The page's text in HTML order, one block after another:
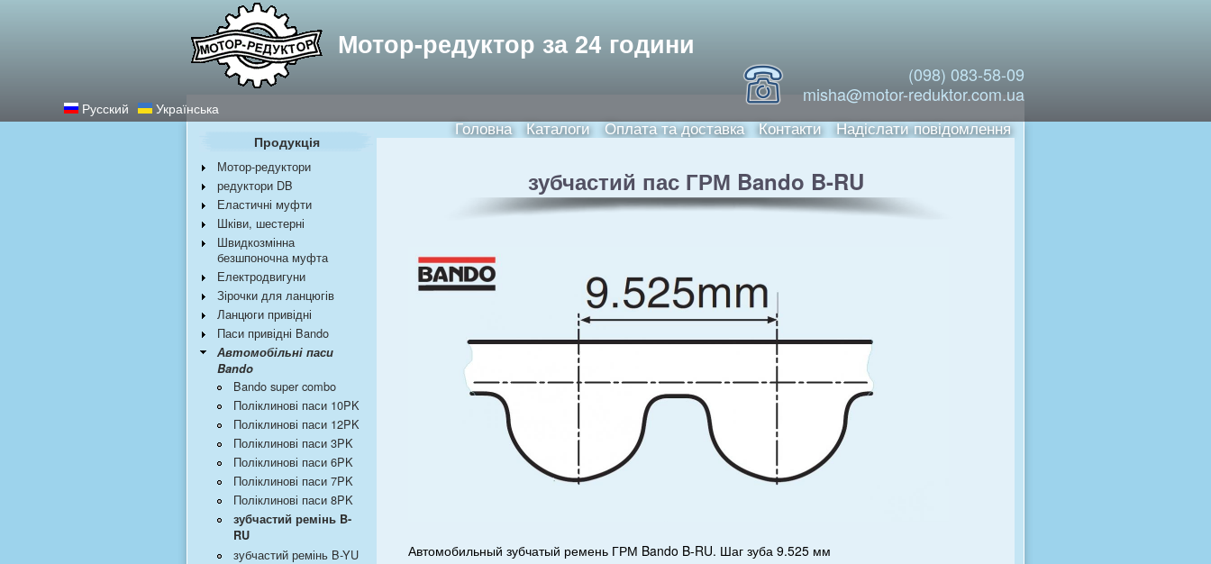
content
Найкращі редуктори та електродвигуни
Мотор-редуктор за 24 години
(098) 083-58-09
misha@motor-reduktor.com.ua
Русский Українська
Main menu
Головна Каталоги Оплата та доставка Контакти Надіслати повідомлення
Продукція
Мотор-редуктори
редуктори DB
Еластичні муфти
Шківи, шестерні
Швидкозмінна
безшпоночна муфта
Електродвигуни
Зірочки для ланцюгів
Ланцюги привідні
Паси привідні Bando
Автомобільні паси
Bando
Bando super combo
Поліклинові паси 10PK
Поліклинові паси 12PK
Поліклинові паси 3PK
Поліклинові паси 6PK
Поліклинові паси 7PK
Поліклинові паси 8PK
зубчастий ремінь B-
RU
зубчастий ремінь B-YU
зубчастий пас ГРМ Bando B-RU
Автомобильный зубчатый ремень ГРМ Bando B-RU. Шаг зуба 9.525 мм